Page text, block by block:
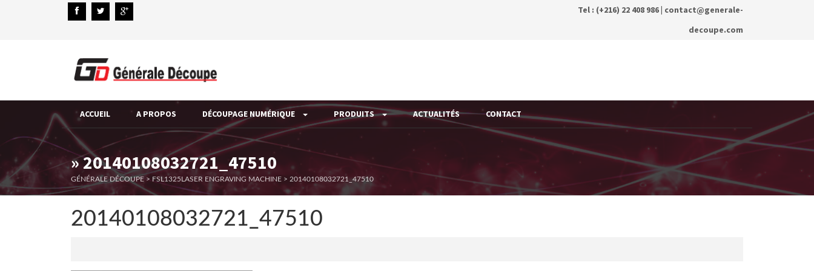
Tel : (+216) 22 408 986 | contact@generale-
decoupe.com
ACCUEIL A PROPOS DÉCOUPAGE NUMÉRIQUE PRODUITS ACTUALITÉS CONTACT
» 20140108032721_47510
GÉNÉRALE DÉCOUPE > FSL1325LASER ENGRAVING MACHINE > 20140108032721_47510
20140108032721_47510